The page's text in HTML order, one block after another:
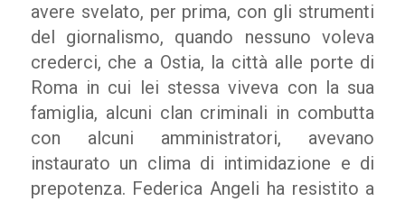
avere svelato, per prima, con gli strumenti
del giornalismo, quando nessuno voleva
crederci, che a Ostia, la città alle porte di
Roma in cui lei stessa viveva con la sua
famiglia, alcuni clan criminali in combutta
con alcuni amministratori, avevano
instaurato un clima di intimidazione e di
prepotenza. Federica Angeli ha resistito a